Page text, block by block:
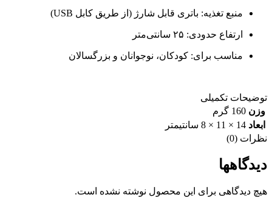
منبع تغذیه: باتری قابل شارژ (از طریق کابل USB)
ارتفاع حدودی: ۲۵ سانتی‌متر
مناسب برای: کودکان، نوجوانان و بزرگسالان
توضیحات تکمیلی
وزن 160 گرم
ابعاد 14 × 11 × 8 سانتیمتر
نظرات (0)
دیدگاهها
هیچ دیدگاهی برای این محصول نوشته نشده است.